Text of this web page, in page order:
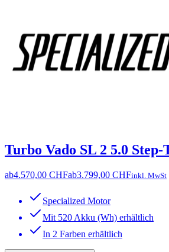
Turbo Vado SL 2 5.0
ab4.570,00 CHFab3.799,00 CHFinkl. MwSt
Specialized Motor
Mit 520 Akku (Wh) erhältlich
In 2 Farben erhältlich